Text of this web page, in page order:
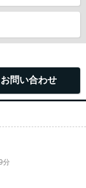
お問い合わせ
分